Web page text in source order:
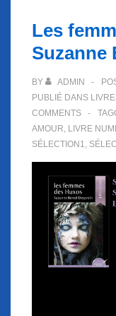
Les
Suzanne
BY ADMIN
PUBLIÉ DANS
COMMENTS
AMOUR, LIVRE
SÉLECTION1,